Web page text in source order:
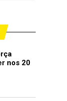
nos 20